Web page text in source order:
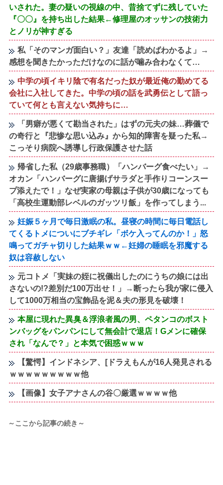
いされた。妻の疑いの視線の中、昔捨てずに残していた
『〇〇』を持ち出した結果←修理屋のオッサンの技術力
とノリが神すぎる
私「そのマンガ面白い？」友達「読めばわかるよ」→
感想を聞きたかっただけなのに話が噛み合わなくて…
中学の頃イキリ陰で有名だった奴が最近俺の勤めてる
会社に入社してきた。中学の頃の話を武勇伝として語っ
ていて何とも言えない気持ちに…
「男癖が悪くて勘当された」はずの元夫の妹…葬儀で
の奇行と『悲惨な思い込み』から知的障害を疑った私→
こっそり病院へ誘導し行政保護させた話
帰省した私（29歳事務職）「ハンバーグ食べたい」→
オカン「ハンバーグに唐揚げサラダと手作りコーンスー
プ添えたで！」なぜ実家の母親は子供が30歳になっても
「高校生運動部レベルのガッツリ飯」を作ってしまう...
妊娠５ヶ月で毎日激眠の私。昼寝の時間に毎日電話し
てくるトメについにブチギレ「ボケ入ってんのか！」怒
鳴ってガチャ切りした結果ｗｗ←妊婦の睡眠を邪魔する
奴は容赦しない
元コトメ「実妹の姪に祝儀出したのにうちの娘には出
さないの!?差別だ100万出せ！」→断ったら我が家に侵入
して1000万相当の宝飾品を泥＆夫の形見を破壊！
本屋に現れた異臭＆浮浪者風の男、ペタンコのボスト
ンバッグをパンパンにして無会計で退店！Gメンに確保
され「なんで？」と本気で困惑ｗｗｗ
【驚愕】インドネシア、[ドラえもんが16人発見される
ｗｗｗｗｗｗｗｗｗ他
【画像】女子アナさんの谷〇厳選ｗｗｗｗ他
～ここから記事の続き～